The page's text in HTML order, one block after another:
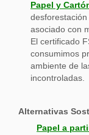
Papel y
asociado con
El certificado
consumimos
ambiente de
incontroladas.
Alternativas
Papel a